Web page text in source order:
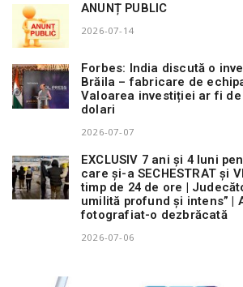
ANUNȚ PUBLIC
2026-07-14
Forbes: India discută o
Brăila – fabricare de
Valoarea investiției ar fi
dolari
2026-07-07
EXCLUSIV 7 ani și 4 luni
care și-a SECHESTRAT și
timp de 24 de ore |
umilită profund și intens” |
fotografiat-o dezbrăcată
2026-07-06